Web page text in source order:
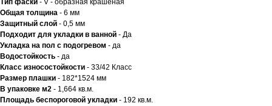
Тип фаски - V - образная крашеная
Общая толщина - 6 мм
Защитный слой - 0,5 мм
Подходит для укладки в ванной - Да
Укладка на пол c подогревом - да
Водостойкость - да
Класс износостойкости - 33/42 Класс
Размер плашки - 182*1524 мм
В упаковке м2 - 1,664 кв.м.
Площадь беспороговой укладки - 192 кв.м.